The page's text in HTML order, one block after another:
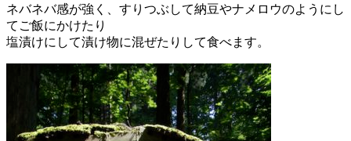
ネバネバ感が強く、すりつぶして納豆やナメロウのようにし
てご飯にかけたり
塩漬けにして漬け物に混ぜたりして食べます。